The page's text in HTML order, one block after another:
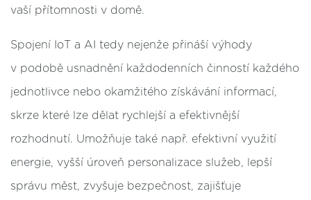
vaší přítomnosti v domě.
Spojení IoT a AI tedy nejenže přináší výhody
v podobě usnadnění každodenních činností každého
jednotlivce nebo okamžitého získávání informací,
skrze které lze dělat rychlejší a efektivnější
rozhodnutí. Umožňuje také např. efektivní využití
energie, vyšší úroveň personalizace služeb, lepší
správu měst, zvyšuje bezpečnost, zajišťuje